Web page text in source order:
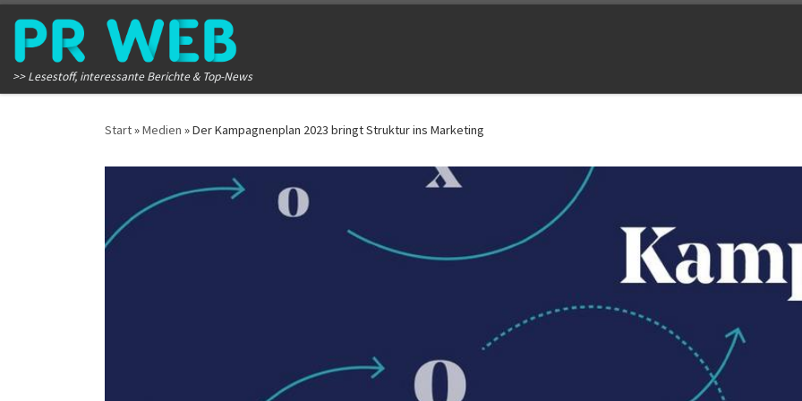
Zum Inhalt springen
>> Lesestoff, interessante Berichte & Top-News
Start»Medien »Der Kampagnenplan 2023 bringt Struktur ins Marketing